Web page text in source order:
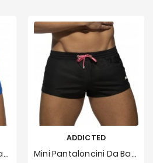
Mini Pantaloncini Da Bagno Di Base Blu
ADDICTED
Mini Pantaloncini Da Bagno Basic Nero